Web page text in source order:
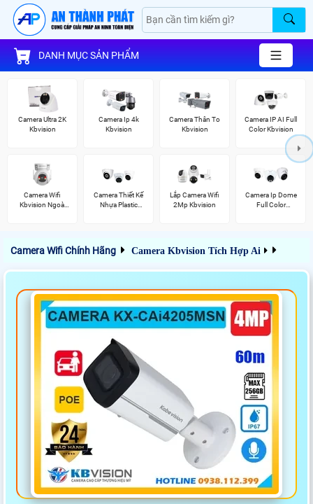
DANH MỤC SẢN PHẨM
Camera Ultra 2K
Kbvision
Camera Ip 4k
Kbvision
Camera Thân To
Kbvision
Camera IP AI Full
Color Kbvision
Camera Wifi
Kbvision Ngoài
Camera Thiết Kế
Nhựa Plastic
Lắp Camera Wifi
2Mp Kbvision
Camera Ip Dome
Full Color
Camera Wifi Chính Hãng Camera Kbvision Tích Hợp Ai